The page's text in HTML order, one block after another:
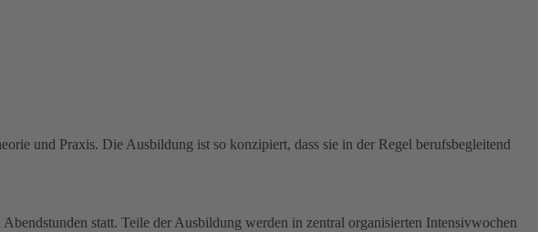
und Praxis. Die Ausbildung ist so konzipiert, dass sie in der Regel berufsbegleitend
statt. Teile der Ausbildung werden in zentral organisierten Intensivwochen